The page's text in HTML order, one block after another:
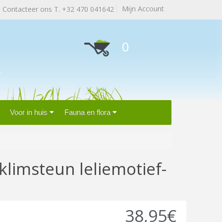
Contacteer ons T. +32 470 041642 Mijn Account
0
Voor in huis Fauna en flora
leliemotief-
38,95€